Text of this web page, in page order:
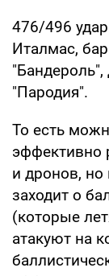
476/496
Италмас,
"Пародия".
То есть
эффективно
и дронов, но
заходит о
(которые
атакуют на